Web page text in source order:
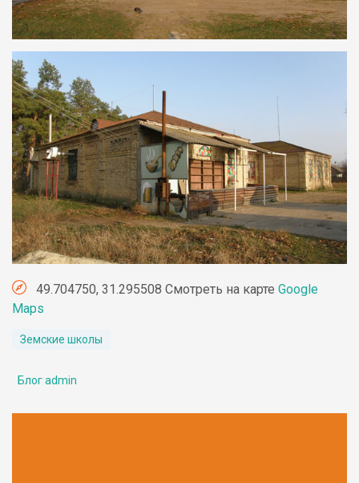
49.704750, 31.295508 Смотреть на карте Google
Maps
Земские школы
Блог admin